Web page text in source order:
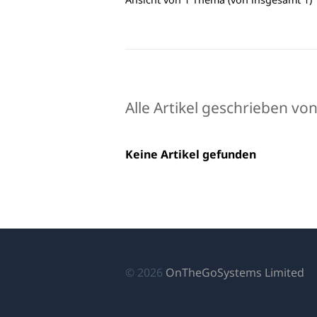
Alle Artikel geschrieben
Keine Artikel gefunden
© 2026 OnTheGoSystems Limited